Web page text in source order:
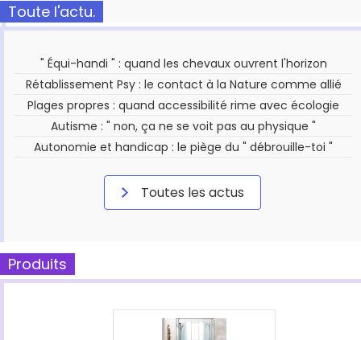
Toute l'actu.
" Équi-handi " : quand les chevaux ouvrent l'horizon
Rétablissement Psy : le contact à la Nature comme allié
Plages propres : quand accessibilité rime avec écologie
Autisme : " non, ça ne se voit pas au physique "
Autonomie et handicap : le piège du " débrouille-toi "
Toutes les actus
Produits